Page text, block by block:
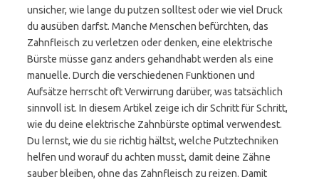
unsicher, wie lange du putzen solltest oder wie viel Druck
du ausüben darfst. Manche Menschen befürchten, das
Zahnfleisch zu verletzen oder denken, eine elektrische
Bürste müsse ganz anders gehandhabt werden als eine
manuelle. Durch die verschiedenen Funktionen und
Aufsätze herrscht oft Verwirrung darüber, was tatsächlich
sinnvoll ist. In diesem Artikel zeige ich dir Schritt für Schritt,
wie du deine elektrische Zahnbürste optimal verwendest.
Du lernst, wie du sie richtig hältst, welche Putztechniken
helfen und worauf du achten musst, damit deine Zähne
sauber bleiben, ohne das Zahnfleisch zu reizen. Damit